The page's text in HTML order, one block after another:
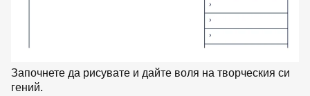
Започнете да рисувате и дайте воля на творческия си
гений.